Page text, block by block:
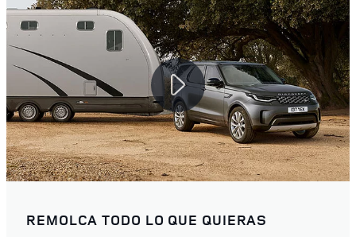
REMOLCA TODO LO QUE QUIERAS